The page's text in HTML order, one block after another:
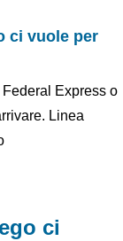
ci vuole per
Express o
Linea
ci